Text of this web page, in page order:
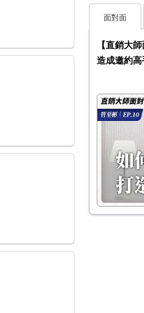
面對面
【直銷大
造成邀約高